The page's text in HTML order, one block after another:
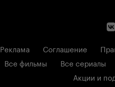
Реклама Соглашение
Все фильмы
Все сериалы
Акции и